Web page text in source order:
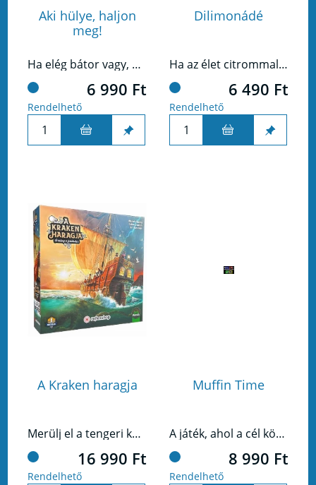
Aki hülye, haljon
meg!
Ha elég bátor vagy, hogy a halállal flörtölj, akkor ez a játék garantáltan megnevettet, vagy halálra rémít!
6 990 Ft
Rendelhető
Dilimonádé
Ha az élet citrommal kínál... csinálj belőle partijátékot!
6 490 Ft
Rendelhető
A Kraken haragja
Merülj el a tengeri káoszban, ahol a barátaid vagy szövetségeseid, vagy vacsora a kraken számára!
16 990 Ft
Rendelhető
Muffin Time
A játék, ahol a cél könnyű, de vigyázz, nehogy cukorsokkot kapj!
8 990 Ft
Rendelhető